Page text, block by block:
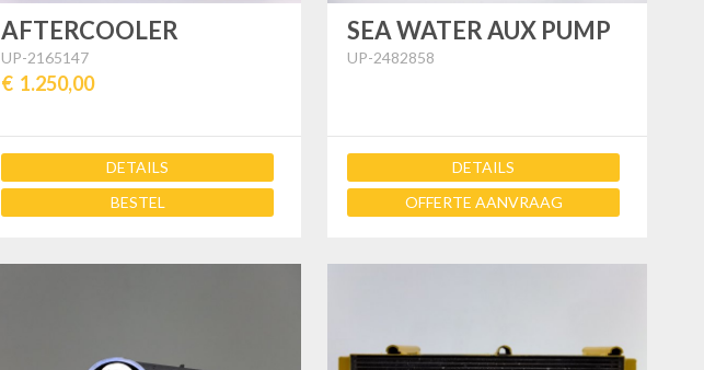
AFTERCOOLER
UP-2165147
€ 1.250,00
DETAILS
BESTEL
SEA WATER AUX PUMP
UP-2482858
DETAILS
OFFERTE AANVRAAG